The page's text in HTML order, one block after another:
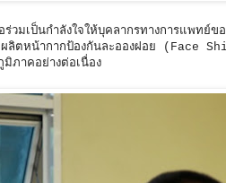
ป็นกำลังใจให้บุคลากรทางการแพทย์ขอ
ผลิตหน้ากากป้องกันละอองฝอย
ภาคอย่างต่อเนื่อง